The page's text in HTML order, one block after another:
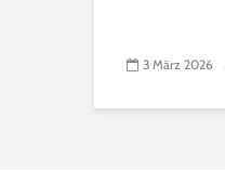
3 März 2026